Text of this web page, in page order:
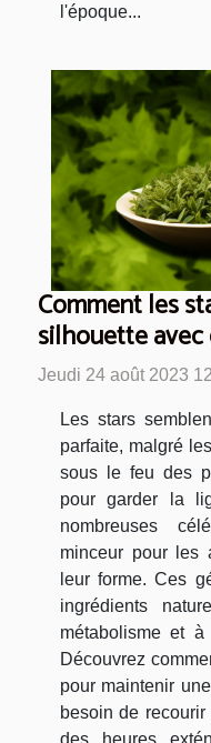
l'époque...
Comment les
silhouette
Jeudi 24 août 2023
Les stars
parfaite, malgré
sous le feu des
pour garder la
nombreuses
minceur pour les
leur forme. Ces
ingrédients
métabolisme et
Découvrez
pour maintenir
besoin de
des heures